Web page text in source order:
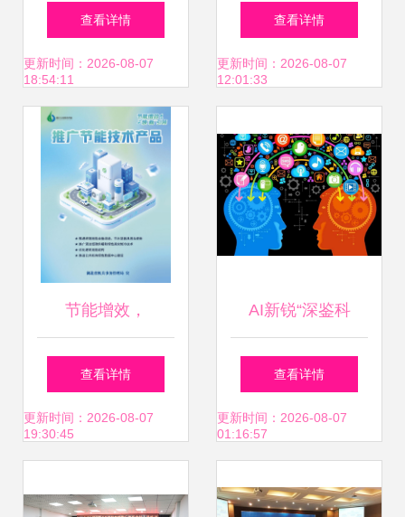
川博物馆十年来飞
跃式发展|中国这十
查看详情
更新时间：2026-08-07
18:54:11
入解读2004年安徽
省建设新技术新产
旅游开发的启示
查看详情
更新时间：2026-08-07
12:01:33
节能增效，
焕“新”引领！湖北
公共机构节能宣传
查看详情
更新时间：2026-08-07
19:30:45
AI新锐“深鉴科
技”完成数千万美元
A轮融资，加速赋
查看详情
更新时间：2026-08-07
01:16:57